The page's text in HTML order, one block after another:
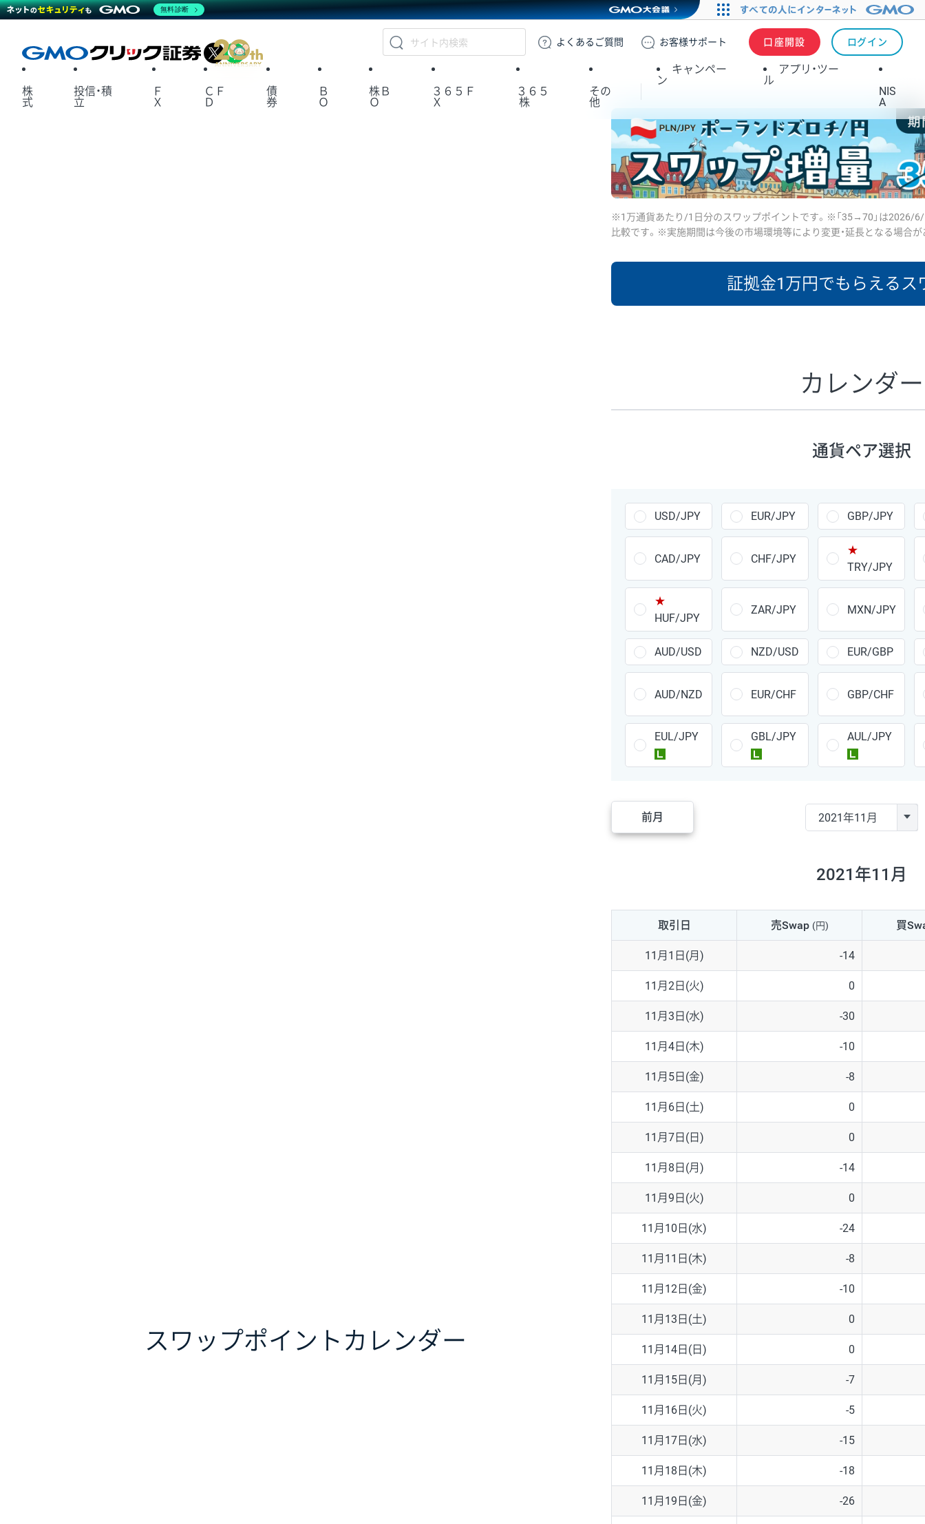
GMOクリック証券
よくある ご質問 お客様サポート 口座開設 ログイン
X
株
式
投信・積
立
Ｆ
Ｘ
ＣＦ
Ｄ
債
券
Ｂ
Ｏ
株Ｂ
Ｏ
３６５Ｆ
Ｘ
３６５
株
その
他
キャンペー
ン
アプリ・ツー
ル
NIS
A
スワップポイント カレンダー
※1万通貨あたり/1日分のスワップポイントです。※「35→70」は2026/6/
比較です。※実施期間は今後の市場環境等により変更・延長となる場合が
証拠金1万円でもらえるス
あたりの
ポイント
GBP/JPY 170円
AUD/JPY 106円
NZD/JPY 28円
CAD/JPY 38円
CHF/JPY 34円
PLN/JPY 35円
HUF/JPY 16円
ZAR/JPY 130円
MXN/JPY 140円
AUD/USD
NZD/USD 41円
EUR/GBP 71円
EUR/AUD 103円
GBP/AUD 43円
AUD/NZD 66円
EUR/CHF 111円
GBP/CHF 220円
USD/CHF 160円
※取引証拠金は同日の当社為替レート（ニューヨーククローズ・MIDレ
※ハンガリーフォリント/円と南アフリカランド/円とメキシコペソ/
カレンダー
通貨ペア選択
USD/JPY EUR/JPY GBP/JPY
CAD/JPY CHF/JPY
★
TRY/JPY
★
HUF/JPY
ZAR/JPY MXN/JPY
AUD/USD NZD/USD EUR/GBP
AUD/NZD EUR/CHF GBP/CHF
EUL/JPY
GBL/JPY
AUL/JPY
前月
2021年11月
取引日 売Swap (円) 買
11月1日(月) -14
11月2日(火) 0
11月3日(水) -30
11月4日(木) -10
11月5日(金) -8
11月6日(土) 0
11月7日(日) 0
11月8日(月) -14
11月9日(火) 0
11月10日(水) -24
11月11日(木) -8
11月12日(金) -10
11月13日(土) 0
11月14日(日) 0
11月15日(月) -7
11月16日(火) -5
11月17日(水) -15
11月18日(木) -18
11月19日(金) -26
無料診断